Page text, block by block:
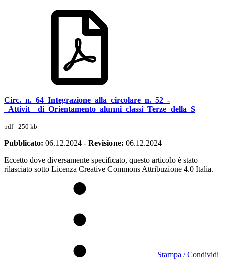
Circ._n._64_Integrazione_alla_circolare_n._52_-
_Attivit__di_Orientamento_alunni_classi_Terze_della_S
pdf - 250 kb
Pubblicato: 06.12.2024 - Revisione: 06.12.2024
Eccetto dove diversamente specificato, questo articolo è stato
rilasciato sotto Licenza Creative Commons Attribuzione 4.0 Italia.
Stampa / Condividi